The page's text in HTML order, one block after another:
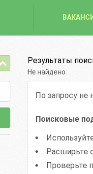
Результаты
Не найдено
По запросу не
Поисковые
Расширьте
Проверьте